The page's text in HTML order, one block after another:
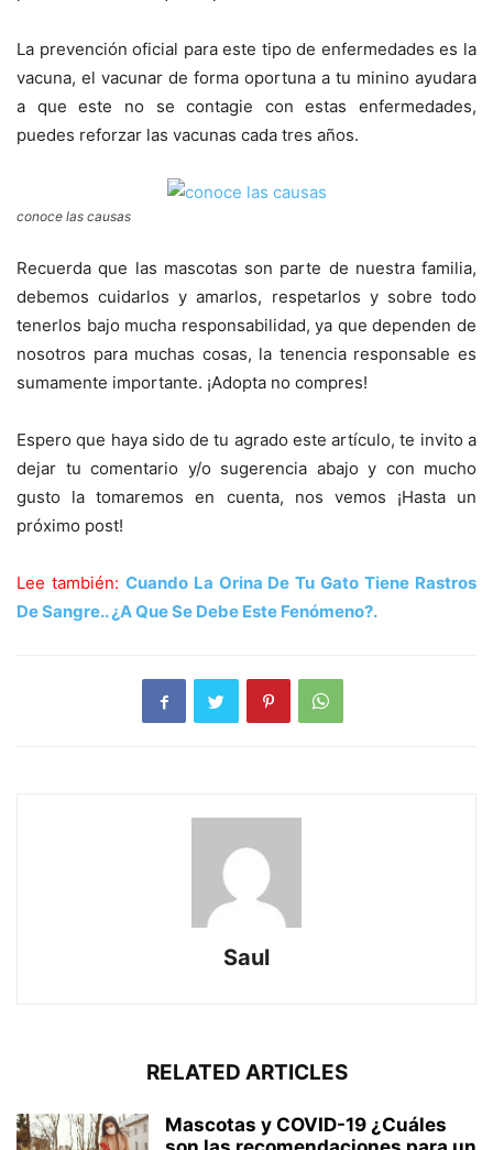
La prevención oficial para este tipo de enfermedades es la
vacuna, el vacunar de forma oportuna a tu minino ayudara
a que este no se contagie con estas enfermedades,
puedes reforzar las vacunas cada tres años.
conoce las causas
Recuerda que las mascotas son parte de nuestra familia,
debemos cuidarlos y amarlos, respetarlos y sobre todo
tenerlos bajo mucha responsabilidad, ya que dependen de
nosotros para muchas cosas, la tenencia responsable es
sumamente importante. ¡Adopta no compres!
Espero que haya sido de tu agrado este artículo, te invito a
dejar tu comentario y/o sugerencia abajo y con mucho
gusto la tomaremos en cuenta, nos vemos ¡Hasta un
próximo post!
Lee también: Cuando La Orina De Tu Gato Tiene Rastros
De Sangre.. ¿A Que Se Debe Este Fenómeno?.
Saul
RELATED ARTICLES
Mascotas y COVID-19 ¿Cuáles